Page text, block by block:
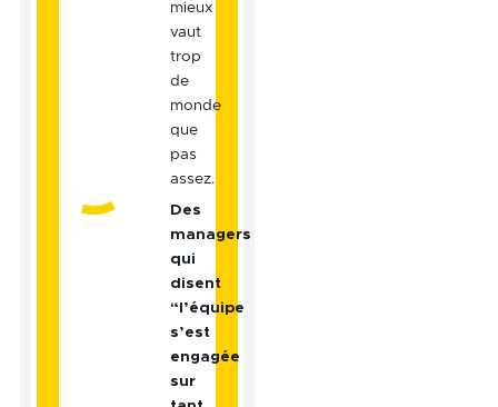
mieux
vaut
trop
de
monde
que
pas
assez.
Des
managers
qui
disent
“l’équipe
s’est
engagée
sur